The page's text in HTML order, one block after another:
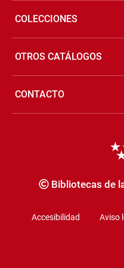
COLECCIONES
OTROS CATÁLOGOS
CONTACTO
Bibliotecas de
Accesibilidad Aviso